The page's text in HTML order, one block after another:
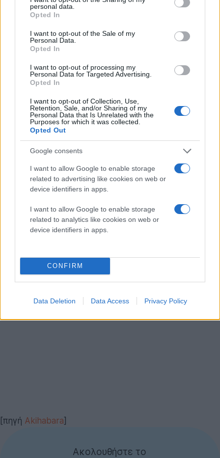
grant or deny consent to Google and its third-party tags to
use your data for below specified purposes in below Google
consent section.
personal data.
Opted In
I want to opt-out of the Sale of my
Personal Data.
Opted In
I want to opt-out of processing my
Personal Data for Targeted Advertising.
Opted In
I want to opt-out of Collection, Use,
Retention, Sale, and/or Sharing of my
Personal Data that Is Unrelated with the
Purposes for which it was collected.
Opted Out
Google consents
I want to allow Google to enable storage
related to advertising like cookies on web or
device identifiers in apps.
I want to allow Google to enable storage
related to analytics like cookies on web or
device identifiers in apps.
CONFIRM
Data Deletion Data Access Privacy Policy
Το NEC Medias N-04C είναι ήδη διαθέσιμο στην
Ιαπωνία, αλλά μέχρι στιγμής δεν έχει γίνει γνωστό
εάν θα έρθει στην Ευρώπη.
[πηγή Akihabara]
Ακολουθήστε το